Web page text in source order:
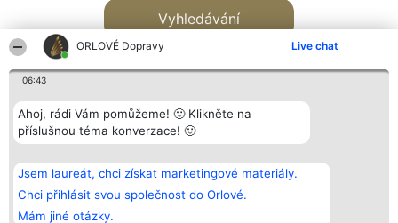
ORLOVÉ Dopravy Live chat
06:43
Ahoj, rádi Vám pomůžeme! 🙂 Klikněte na
příslušnou téma konverzace! 🙂
Jsem laureát, chci získat marketingové materiály.
Chci přihlásit svou společnost do Orlové.
Mám jiné otázky.
Vyhledávání
Bright Side Solutions sp. z o.
o. sp. k.
ul. Ruska 22
Wrocław 50-079
KRS 0000749100 | Regon
Vítězové
Seznam všech
laureátů
Zásady
Kontakt